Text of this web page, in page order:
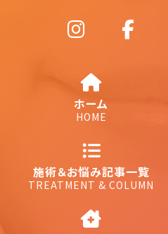
ホーム
HOME
施術＆お悩み記事一覧
TREATMENT & COLUMN